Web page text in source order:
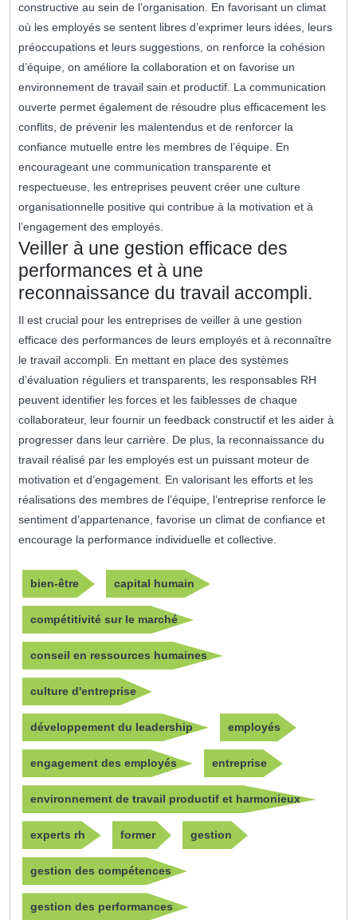
constructive au sein de l’organisation. En favorisant un climat
où les employés se sentent libres d’exprimer leurs idées, leurs
préoccupations et leurs suggestions, on renforce la cohésion
d’équipe, on améliore la collaboration et on favorise un
environnement de travail sain et productif. La communication
ouverte permet également de résoudre plus efficacement les
conflits, de prévenir les malentendus et de renforcer la
confiance mutuelle entre les membres de l’équipe. En
encourageant une communication transparente et
respectueuse, les entreprises peuvent créer une culture
organisationnelle positive qui contribue à la motivation et à
l’engagement des employés.
Veiller à une gestion efficace des
performances et à une
reconnaissance du travail accompli.
Il est crucial pour les entreprises de veiller à une gestion
efficace des performances de leurs employés et à reconnaître
le travail accompli. En mettant en place des systèmes
d’évaluation réguliers et transparents, les responsables RH
peuvent identifier les forces et les faiblesses de chaque
collaborateur, leur fournir un feedback constructif et les aider à
progresser dans leur carrière. De plus, la reconnaissance du
travail réalisé par les employés est un puissant moteur de
motivation et d’engagement. En valorisant les efforts et les
réalisations des membres de l’équipe, l’entreprise renforce le
sentiment d’appartenance, favorise un climat de confiance et
encourage la performance individuelle et collective.
bien-être capital humain
compétitivité sur le marché
conseil en ressources humaines
culture d'entreprise
développement du leadership employés
engagement des employés entreprise
environnement de travail productif et harmonieux
experts rh former gestion
gestion des compétences
gestion des performances